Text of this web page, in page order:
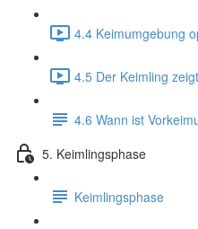
4.4 Keimumgebung
4.5 Der Keimling
4.6 Wann ist
5. Keimlingsphase
Keimlingsphase